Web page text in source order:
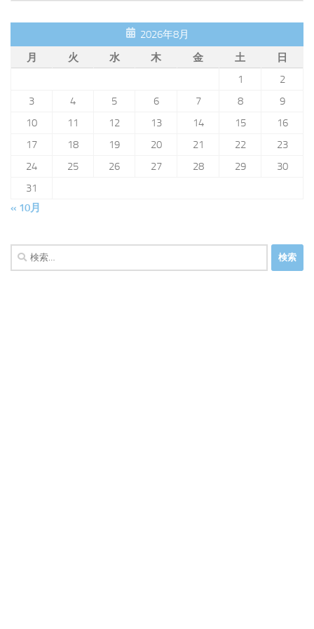
2026年8月
月
火 水 木 金 土
日
1
2
3
4 5 6 7 8
9
10
11 12 13 14 15
16
17
18 19 20 21 22
23
24
25 26 27 28 29
30
31
« 10月
検
索: